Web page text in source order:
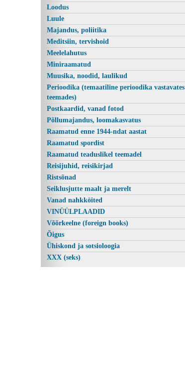
Haldjamäe vembumees, Rudyard Kipling,
Loodus
Luule
Majandus, poliitika
Meditsiin, tervishoid
Meelelahutus
Miniraamatud
Muusika, noodid, laulikud
Perioodika (temaatiline perioodika vastavates
teemades)
Postkaardid, vanad fotod
Põllumajandus, loomakasvatus
Raamatud enne 1944-ndat aastat
Raamatud spordist
Raamatud teaduslikel teemadel
Reisijuhid, reisikirjad
Ristsõnad
Seiklusjutte maalt ja merelt
Vanad nahkköited
VINÜÜLPLAADID
Võõrkeelne (foreign books)
Õigus
Ühiskond ja sotsioloogia
XXX (seks)